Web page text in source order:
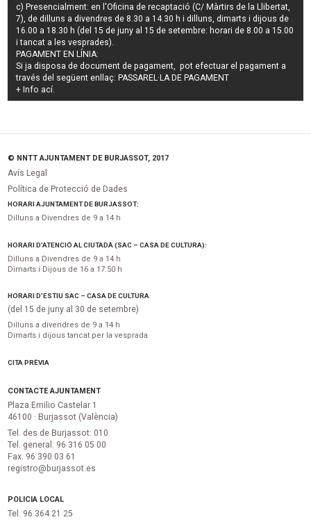
c) Presencialment: en l'Oficina de recaptació (C/ Màrtirs de la Llibertat,
7), de dilluns a divendres de 8.30 a 14.30 h i dilluns, dimarts i dijous de
16.00 a 18.30 h (del 15 de juny al 15 de setembre: horari de 8.00 a 15.00
i tancat a les vesprades).
PAGAMENT EN LÍNIA:
Si ja disposa de document de pagament, pot efectuar el pagament a
través del següent enllaç: PASSAREL·LA DE PAGAMENT
+ Info ací.
© NNTT AJUNTAMENT DE BURJASSOT, 2017
Avís Legal
Política de Protecció de Dades
HORARI AJUNTAMENT DE BURJASSOT:
Dilluns a Divendres de 9 a 14 h
HORARI D’ATENCIÓ AL CIUTADÀ (SAC – CASA DE CULTURA):
Dilluns a Divendres de 9 a 14 h
Dimarts i Dijous de 16 a 17:50 h
HORARI D’ESTIU SAC – CASA DE CULTURA
(del 15 de juny al 30 de setembre)
Dilluns a divendres de 9 a 14 h
Dimarts i dijous tancat per la vesprada
CITA PRÈVIA
CONTACTE AJUNTAMENT
Plaza Emilio Castelar 1
46100 · Burjassot (València)
Tel. des de Burjassot: 010
Tel. general: 96 316 05 00
Fax. 96 390 03 61
registro@burjassot.es
POLICIA LOCAL
Tel. 96 364 21 25